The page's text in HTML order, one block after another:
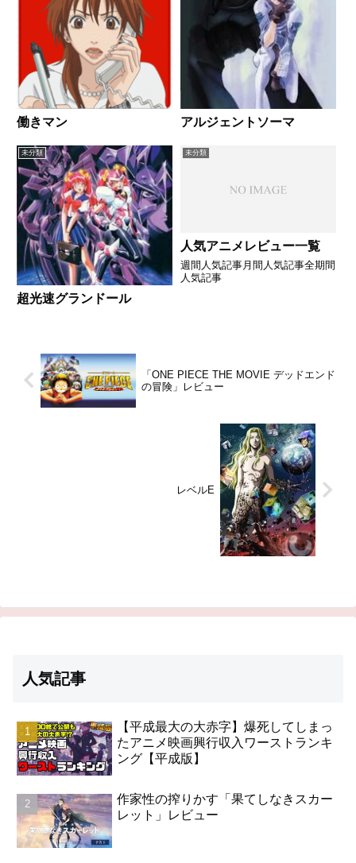
働きマン アルジェントソーマ
未分類
超光速グランドール
未分類
人気アニメレビュー一覧
週間人気記事月間人気記事全期間
人気記事
「ONE PIECE THE MOVIE デッドエンド
の冒険」レビュー
レベルE
人気記事
【平成最大の大赤字】爆死してしまっ
たアニメ映画興行収入ワーストランキ
ング【平成版】
作家性の搾りかす「果てしなきスカー
レット」レビュー